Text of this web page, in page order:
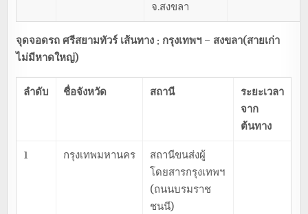
จ.สงขลา
จุดจอดรถ ศรีสยามทัวร์ เส้นทาง : กรุงเทพฯ – สงขลา(สายเก่า
ไม่มีหาดใหญ่)
ลำดับ ชื่อจังหวัด สถานี
ระยะเวลา
จาก
ต้นทาง
1 กรุงเทพมหานคร
สถานีขนส่งผู้
โดยสารกรุงเทพฯ
(ถนนบรมราช
ชนนี)